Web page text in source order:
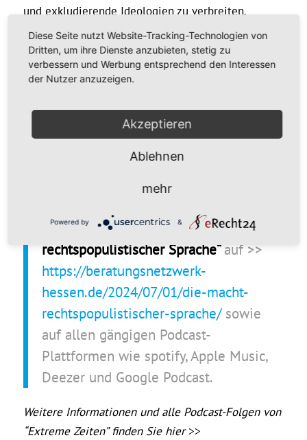
und exkludierende Ideologien zu verbreiten.
Zudem sitzt Prof. Dr. Spieß in der Jury für das
„Unwort des Jahres“, wodurch sie maßgeblich dazu
beiträgt, problematische sprachliche Entwicklungen
kritisieren. Ihre Expertise bietet wertvolle
Einblicke in die Art und Weise, wie Sprache als
Instrument der Macht und Manipulation fungieren
Podcastfolge„Die Macht
rechtspopulistischer Sprache“auf >>
https://beratungsnetzwerk-
hessen.de/2024/07/01/die-macht-
rechtspopulistischer-sprache/sowie
auf allen gängigen Podcast-
Plattformen wie spotify, Apple Music,
Deezer und Google Podcast.
Weitere Informationen und alle Podcast-Folgen von
“Extreme Zeiten” finden Sie hier>>
Diese Seite nutzt Website-Tracking-Technologien von
Dritten, um ihre Dienste anzubieten, stetig zu
verbessern und Werbung entsprechend den Interessen
der Nutzer anzuzeigen.
Akzeptieren
Ablehnen
mehr
Powered by &